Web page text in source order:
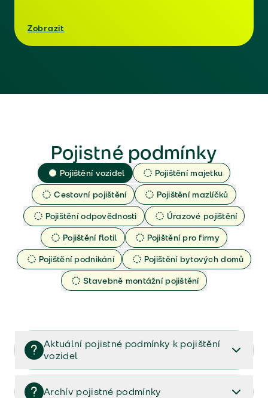
Zobrazit
Pojistné podmínky
Pojištění vozidel
Pojištění majetku
Cestovní pojištění
Pojištění mazlíčků
Pojištění odpovědnosti
Úrazové pojištění
Pojištění flotil
Pojištění pro firmy
Pojištění podnikání
Pojištění bytových domů
Stavebně montážní pojištění
Aktuální pojistné podmínky k pojištění
vozidel
Pojištění vozidel/Pojistné podmínky a vše důležité ke
smlouvě (PDF)
Archív pojistné podmínky